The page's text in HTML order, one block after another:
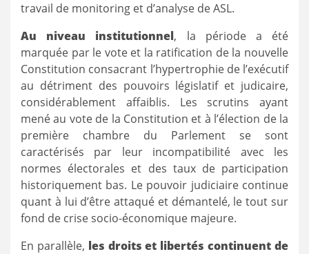
travail de monitoring et d’analyse de ASL.
Au niveau institutionnel, la période a été
marquée par le vote et la ratification de la nouvelle
Constitution consacrant l’hypertrophie de l’exécutif
au détriment des pouvoirs législatif et judicaire,
considérablement affaiblis. Les scrutins ayant
mené au vote de la Constitution et à l’élection de la
première chambre du Parlement se sont
caractérisés par leur incompatibilité avec les
normes électorales et des taux de participation
historiquement bas. Le pouvoir judiciaire continue
quant à lui d’être attaqué et démantelé, le tout sur
fond de crise socio-économique majeure.
En parallèle, les droits et libertés continuent de